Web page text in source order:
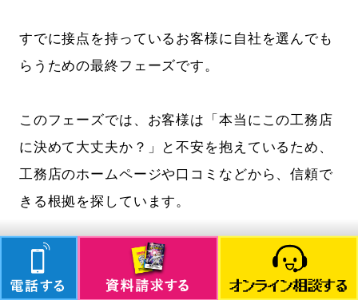
すでに接点を持っているお客様に自社を選んでも
らうための最終フェーズです。
このフェーズでは、お客様は「本当にこの工務店
に決めて大丈夫か？」と不安を抱えているため、
工務店のホームページや口コミなどから、信頼で
きる根拠を探しています。
お客様の不安を解消するためには、ホームページ
の口コミや実績などを充実させることで、成約率